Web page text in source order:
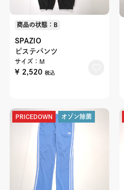
商品の状態：B
SPAZIO
ピステパンツ
サイズ：M
¥ 2,520 税込
PRICEDOWN オゾン除菌